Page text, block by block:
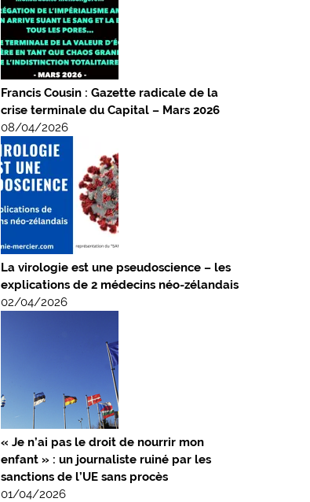
Francis Cousin : Gazette radicale de la
crise terminale du Capital – Mars 2026
08/04/2026
La virologie est une pseudoscience – les
explications de 2 médecins néo-zélandais
02/04/2026
« Je n’ai pas le droit de nourrir mon
enfant » : un journaliste ruiné par les
sanctions de l’UE sans procès
01/04/2026